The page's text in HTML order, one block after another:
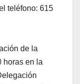
teléfono: 615
de la
horas en la